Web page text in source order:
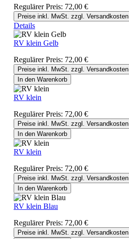
Regulärer Preis: 72,00 €
Preise inkl. MwSt. zzgl. Versandkosten
Details
RV klein Gelb
Regulärer Preis: 72,00 €
Preise inkl. MwSt. zzgl. Versandkosten
In den Warenkorb
RV klein
Regulärer Preis: 72,00 €
Preise inkl. MwSt. zzgl. Versandkosten
In den Warenkorb
RV klein
Regulärer Preis: 72,00 €
Preise inkl. MwSt. zzgl. Versandkosten
In den Warenkorb
RV klein Blau
Regulärer Preis: 72,00 €
Preise inkl. MwSt. zzgl. Versandkosten